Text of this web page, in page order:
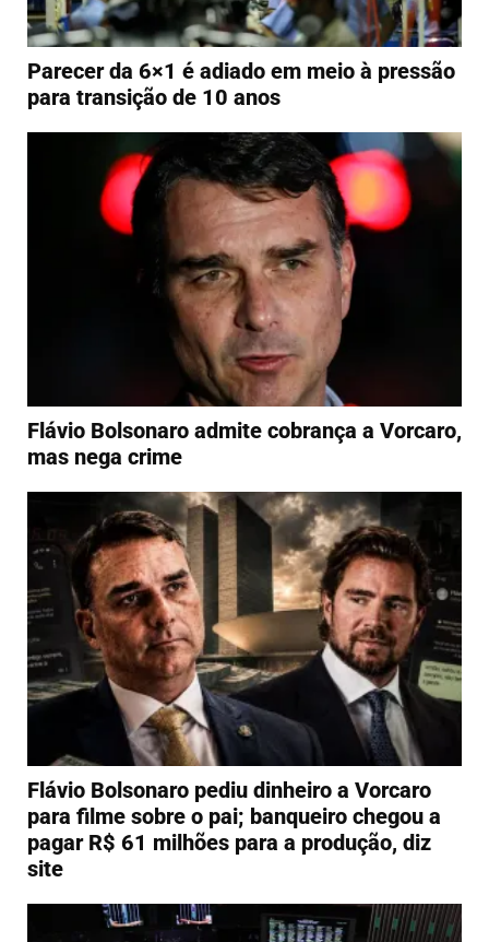
Parecer da 6×1 é adiado em meio à pressão
para transição de 10 anos
Flávio Bolsonaro admite cobrança a Vorcaro,
mas nega crime
Flávio Bolsonaro pediu dinheiro a Vorcaro
para filme sobre o pai; banqueiro chegou a
pagar R$ 61 milhões para a produção, diz
site